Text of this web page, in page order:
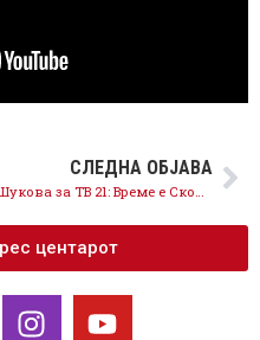
СЛЕДНА ОБЈАВА
центарот